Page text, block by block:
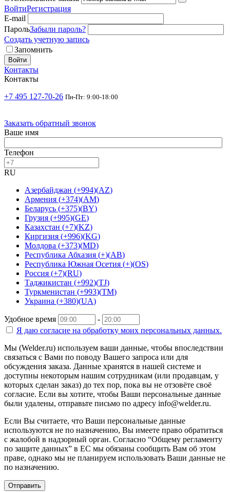
ВойтиРегистрация
E-mail
ПарольЗабыли пароль?
Создать учетную запись
Запомнить
Войти
Контакты
Контакты
+7 495 127-70-26 Пн-Пт: 9:00-18:00
Заказать обратный звонок
Ваше имя
Телефон
RU
Азербайджан (+994)(AZ)
Армения (+374)(AM)
Беларусь (+375)(BY)
Грузия (+995)(GE)
Казахстан (+7)(KZ)
Киргизия (+996)(KG)
Молдова (+373)(MD)
Республика Абхазия (+)(AB)
Республика Южная Осетия (+)(OS)
Россия (+7)(RU)
Таджикистан (+992)(TJ)
Туркменистан (+993)(TM)
Украина (+380)(UA)
Удобное время
-
Я даю согласие на обработку моих персональных данных.
Мы (Welder.ru) используем ваши данные, чтобы впоследствии
связаться с Вами по поводу Вашего запроса или для
обсуждения заказа. Данные хранятся в нашей системе и
доступны некоторым нашим сотрудникам (или продавцам, у
которых сделан заказ) до тех пор, пока вы не отзовёте своё
согласие. Если вы хотите, чтобы Ваши персональные данные
были удалены, отправьте письмо по адресу info@welder.ru.
Если Вы считаете, что Ваши персональные данные
используются не по назначению, Вы имеете право обратиться
с жалобой в надзорный орган. Согласно “Общему регламенту
по защите данных” в ЕС мы обязаны сообщить Вам об этом
праве, однако мы не планируем использовать Ваши данные не
по назначению.
Отправить